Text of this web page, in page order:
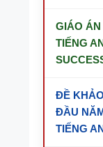
GIÁO
TIẾNG
ĐỀ
ĐẦU
TIẾNG
TỪ VỰNG VÀ NGỮ
6 - HỌC KỲ 1 - FILE
GLOBAL SUCCESS -
BẢNG WORD FORM